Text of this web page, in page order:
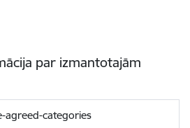
par izmantotajām
agreed-categories